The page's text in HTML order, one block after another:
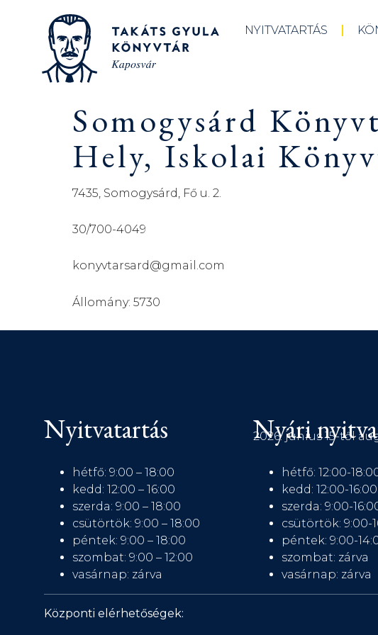
NYITVATARTÁS
Somogysárd
Hely, Iskolai
7435, Somogysárd, Fő u. 2.
30/700-4049
konyvtarsard@gmail.com
Állomány: 5730
Nyitvatartás
hétfő: 9:00 – 18:00
kedd: 12:00 – 16:00
szerda: 9:00 – 18:00
csütörtök: 9:00 – 18:00
péntek: 9:00 – 18:00
szombat: 9:00 – 12:00
vasárnap: zárva
Nyári
2026. június 15-től
hétfő: 12:00-
kedd: 12:00-16:00
szerda: 9:00-
csütörtök: 9:00-
péntek: 9:00-
szombat: zárva
vasárnap: zárva
Központi elérhetőségek: